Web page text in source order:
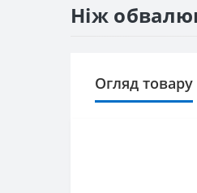
Ніж
Огляд товару